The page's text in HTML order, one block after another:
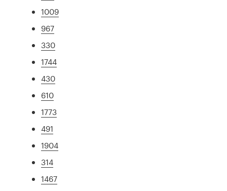
1009
967
330
1744
430
610
1773
491
1904
314
1467